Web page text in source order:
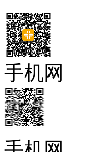
手机网